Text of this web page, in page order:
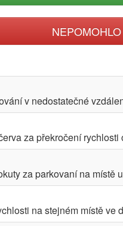
v nedostatečné
za překročení
za parkovaní na místě
na stejném místě ve